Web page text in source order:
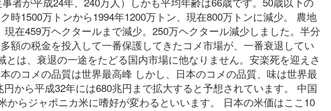
時1500万トンから1994年1200万トン、現在800万トンに減少。 農地
在459万ヘクタールまで減少。250万ヘクタール減少しました。半分
額の税金を投入して一番保護してきたコメ市場が、一番衰退してい
は、衰退の一途をたどる国内市場に他なりません。安楽死を迎えさ
のコメの品質は世界最高峰 しかし、日本のコメの品質、味は世界最
から平成32年には680兆円まで拡大すると予想されています。 中国
からジャポニカ米に嗜好が変わるといいます。 日本の米価はここ10